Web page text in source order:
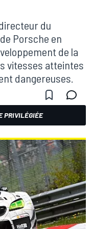
du
Porsche en
de la
vitesses atteintes
dangereuses.
PRIVILÉGIÉE